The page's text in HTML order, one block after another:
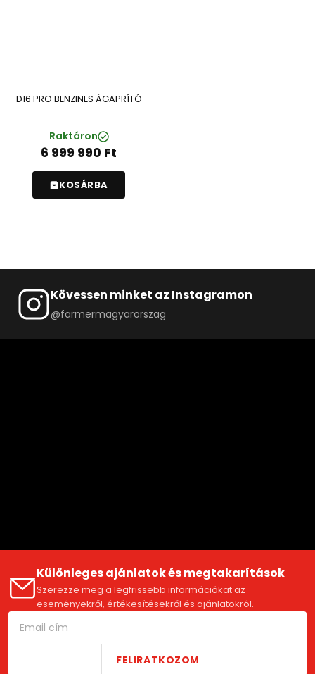
D16 PRO BENZINES ÁGAPRÍTÓ
Raktáron
6 999 990 Ft
KOSÁRBA
Kövessen minket az Instagramon
@farmermagyarorszag
Különleges ajánlatok és megtakarítások
Szerezze meg a legfrissebb információkat az
eseményekről, értékesítésekről és ajánlatokról.
FELIRATKOZOM